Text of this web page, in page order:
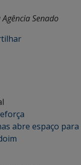
Senado
abre espaço para